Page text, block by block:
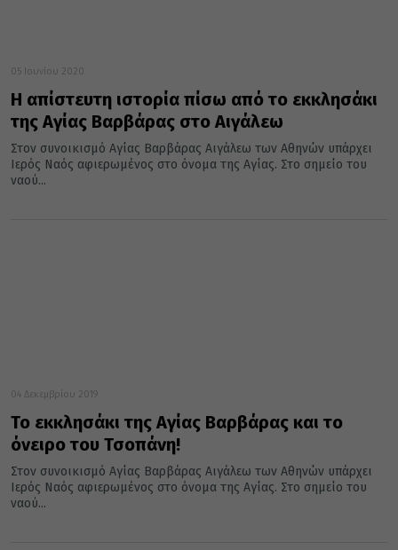
05 Ιουνίου 2020
Η απίστευτη ιστορία πίσω από το εκκλησάκι
της Αγίας Βαρβάρας στο Αιγάλεω
Στον συνοικισμό Αγίας Βαρβάρας Αιγάλεω των Αθηνών υπάρχει
Ιερός Ναός αφιερωμένος στο όνομα της Αγίας. Στο σημείο του
ναού...
04 Δεκεμβρίου 2019
Το εκκλησάκι της Αγίας Βαρβάρας και το
όνειρο του Τσοπάνη!
Στον συνοικισμό Αγίας Βαρβάρας Αιγάλεω των Αθηνών υπάρχει
Ιερός Ναός αφιερωμένος στο όνομα της Αγίας. Στο σημείο του
ναού...